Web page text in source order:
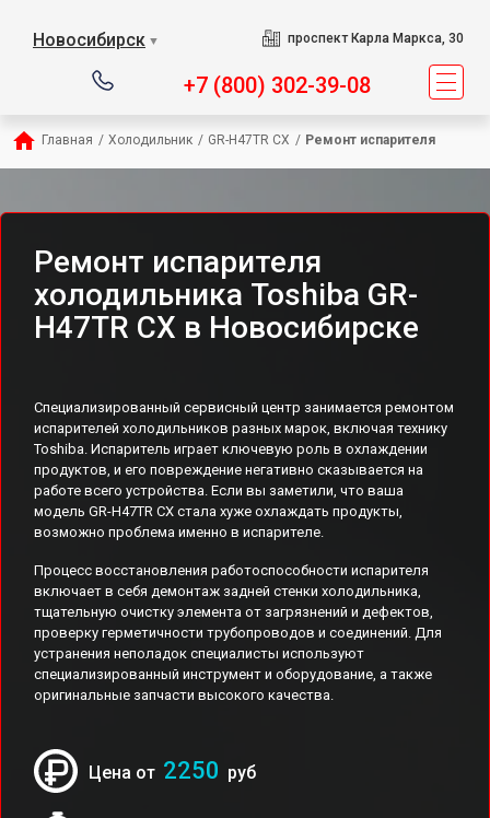
Новосибирск ▼ проспект Карла Маркса, 30
+7 (800) 302-39-08
Главная / Холодильник / GR-H47TR CX / Ремонт испарителя
Ремонт испарителя
холодильника Toshiba GR-
H47TR CX в Новосибирске
Специализированный сервисный центр занимается ремонтом
испарителей холодильников разных марок, включая технику
Toshiba. Испаритель играет ключевую роль в охлаждении
продуктов, и его повреждение негативно сказывается на
работе всего устройства. Если вы заметили, что ваша
модель GR-H47TR CX стала хуже охлаждать продукты,
возможно проблема именно в испарителе.
Процесс восстановления работоспособности испарителя
включает в себя демонтаж задней стенки холодильника,
тщательную очистку элемента от загрязнений и дефектов,
проверку герметичности трубопроводов и соединений. Для
устранения неполадок специалисты используют
специализированный инструмент и оборудование, а также
оригинальные запчасти высокого качества.
Цена от 2250 руб